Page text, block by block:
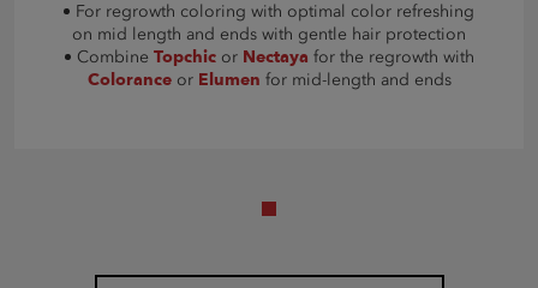
For regrowth coloring with optimal color refreshing
on mid length and ends with gentle hair protection
Combine Topchicor Nectaya for the regrowth with
Coloranceor Elumen for mid-length and ends